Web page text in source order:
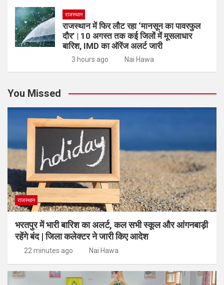
राजस्थान
राजस्थान में फिर लौट रहा ‘मानसून का पावरफुल
दौर’ | 10 अगस्त तक कई जिलों में मूसलाधार
बारिश, IMD का ऑरेंज अलर्ट जारी
3 hours ago Nai Hawa
You Missed
राजस्थान
भरतपुर में भारी बारिश का अलर्ट, कल सभी स्कूल और आंगनबाड़ी
रहेंगे बंद | जिला कलेक्टर ने जारी किए आदेश
22 minutes ago Nai Hawa